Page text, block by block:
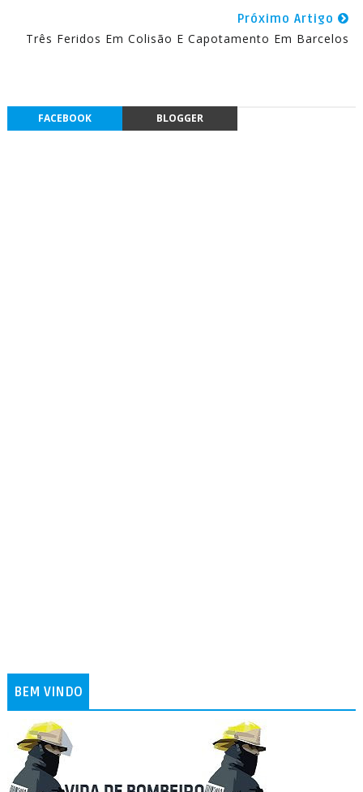
Próximo Artigo
Três Feridos Em Colisão E Capotamento Em Barcelos
FACEBOOK BLOGGER
BEM VINDO